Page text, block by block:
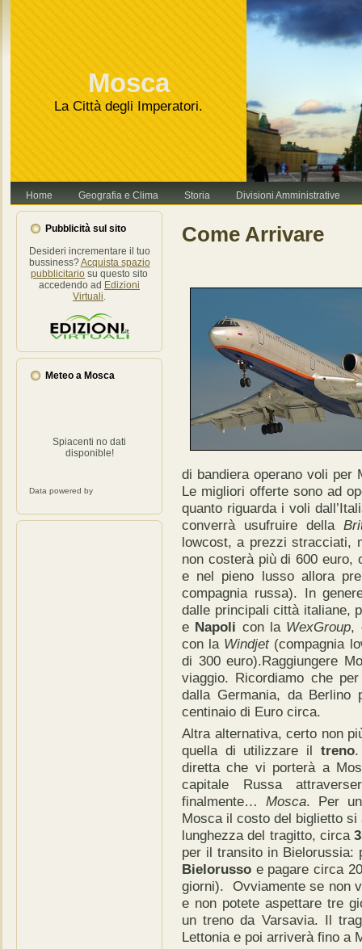
Mosca
La Città degli Imperatori.
Home Geografia e Clima Storia Divisioni Amministrative
Pubblicità sul sito
Desideri incrementare il tuo
bussiness?Acquista spazio
pubblicitario su questo sito
accedendo ad Edizioni
Virtuali.
Meteo a Mosca
Spiacenti no dati
disponible!
Data powered by
Come Arrivare
di bandiera operano voli per
Le migliori offerte sono ad
quanto riguarda i voli
converrà usufruire della
lowcost, a prezzi stracciati,
non costerà più di 600 euro,
e nel pieno lusso allora
compagnia russa). In
dalle principali città italiane,
e Napoli con la WexGroup,
con la Windjet(compagnia
di 300 euro).Raggiungere
viaggio. Ricordiamo che
dalla Germania, da
centinaio di Euro circa.
Altra alternativa, certo non
quella di utilizzare il treno.
diretta che vi porterà a
capitale Russa
finalmente…Mosca. Per
Mosca il costo del biglietto
lunghezza del tragitto, circa
per il transito in Bielorussia:
Bielorusso e pagare circa
giorni). Ovviamente se non
e non potete aspettare tre
un treno da Varsavia. Il
Lettonia e poi arriverà fino a